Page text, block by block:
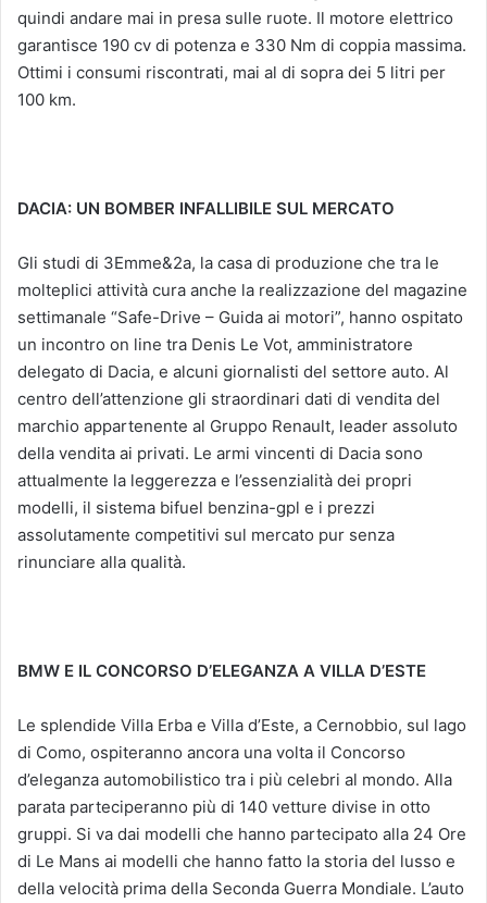
quindi andare mai in presa sulle ruote. Il motore elettrico
garantisce 190 cv di potenza e 330 Nm di coppia massima.
Ottimi i consumi riscontrati, mai al di sopra dei 5 litri per
100 km.
DACIA: UN BOMBER INFALLIBILE SUL MERCATO
Gli studi di 3Emme&2a, la casa di produzione che tra le
molteplici attività cura anche la realizzazione del magazine
settimanale “Safe-Drive – Guida ai motori”, hanno ospitato
un incontro on line tra Denis Le Vot, amministratore
delegato di Dacia, e alcuni giornalisti del settore auto. Al
centro dell’attenzione gli straordinari dati di vendita del
marchio appartenente al Gruppo Renault, leader assoluto
della vendita ai privati. Le armi vincenti di Dacia sono
attualmente la leggerezza e l’essenzialità dei propri
modelli, il sistema bifuel benzina-gpl e i prezzi
assolutamente competitivi sul mercato pur senza
rinunciare alla qualità.
BMW E IL CONCORSO D’ELEGANZA A VILLA D’ESTE
Le splendide Villa Erba e Villa d’Este, a Cernobbio, sul lago
di Como, ospiteranno ancora una volta il Concorso
d’eleganza automobilistico tra i più celebri al mondo. Alla
parata parteciperanno più di 140 vetture divise in otto
gruppi. Si va dai modelli che hanno partecipato alla 24 Ore
di Le Mans ai modelli che hanno fatto la storia del lusso e
della velocità prima della Seconda Guerra Mondiale. L’auto